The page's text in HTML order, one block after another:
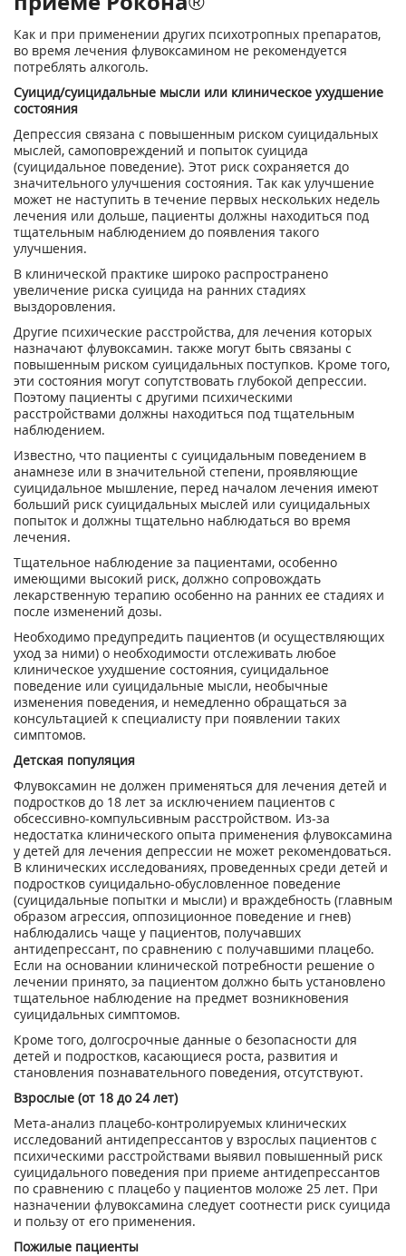
Как и при применении других психотропных препаратов,
во время лечения флувоксамином не рекомендуется
потреблять алкоголь.
Суицид/суицидальные мысли или клиническое ухудшение
состояния
Депрессия связана с повышенным риском суицидальных
мыслей, самоповреждений и попыток суицида
(суицидальное поведение). Этот риск сохраняется до
значительного улучшения состояния. Так как улучшение
может не наступить в течение первых нескольких недель
лечения или дольше, пациенты должны находиться под
тщательным наблюдением до появления такого
улучшения.
В клинической практике широко распространено
увеличение риска суицида на ранних стадиях
выздоровления.
Другие психические расстройства, для лечения которых
назначают флувоксамин. также могут быть связаны с
повышенным риском суицидальных поступков. Кроме того,
эти состояния могут сопутствовать глубокой депрессии.
Поэтому пациенты с другими психическими
расстройствами должны находиться под тщательным
наблюдением.
Известно, что пациенты с суицидальным поведением в
анамнезе или в значительной степени, проявляющие
суицидальное мышление, перед началом лечения имеют
больший риск суицидальных мыслей или суицидальных
попыток и должны тщательно наблюдаться во время
лечения.
Тщательное наблюдение за пациентами, особенно
имеющими высокий риск, должно сопровождать
лекарственную терапию особенно на ранних ее стадиях и
после изменений дозы.
Необходимо предупредить пациентов (и осуществляющих
уход за ними) о необходимости отслеживать любое
клиническое ухудшение состояния, суицидальное
поведение или суицидальные мысли, необычные
изменения поведения, и немедленно обращаться за
консультацией к специалисту при появлении таких
симптомов.
Детская популяция
Флувоксамин не должен применяться для лечения детей и
подростков до 18 лет за исключением пациентов с
обсессивно-компульсивным расстройством. Из-за
недостатка клинического опыта применения флувоксамина
у детей для лечения депрессии не может рекомендоваться.
В клинических исследованиях, проведенных среди детей и
подростков суицидально-обусловленное поведение
(суицидальные попытки и мысли) и враждебность (главным
образом агрессия, оппозиционное поведение и гнев)
наблюдались чаще у пациентов, получавших
антидепрессант, по сравнению с получавшими плацебо.
Если на основании клинической потребности решение о
лечении принято, за пациентом должно быть установлено
тщательное наблюдение на предмет возникновения
суицидальных симптомов.
Кроме того, долгосрочные данные о безопасности для
детей и подростков, касающиеся роста, развития и
становления познавательного поведения, отсутствуют.
Взрослые (от 18 до 24 лет)
Мета-анализ плацебо-контролируемых клинических
исследований антидепрессантов у взрослых пациентов с
психическими расстройствами выявил повышенный риск
суицидального поведения при приеме антидепрессантов
по сравнению с плацебо у пациентов моложе 25 лет. При
назначении флувоксамина следует соотнести риск суицида
и пользу от его применения.
Пожилые пациенты